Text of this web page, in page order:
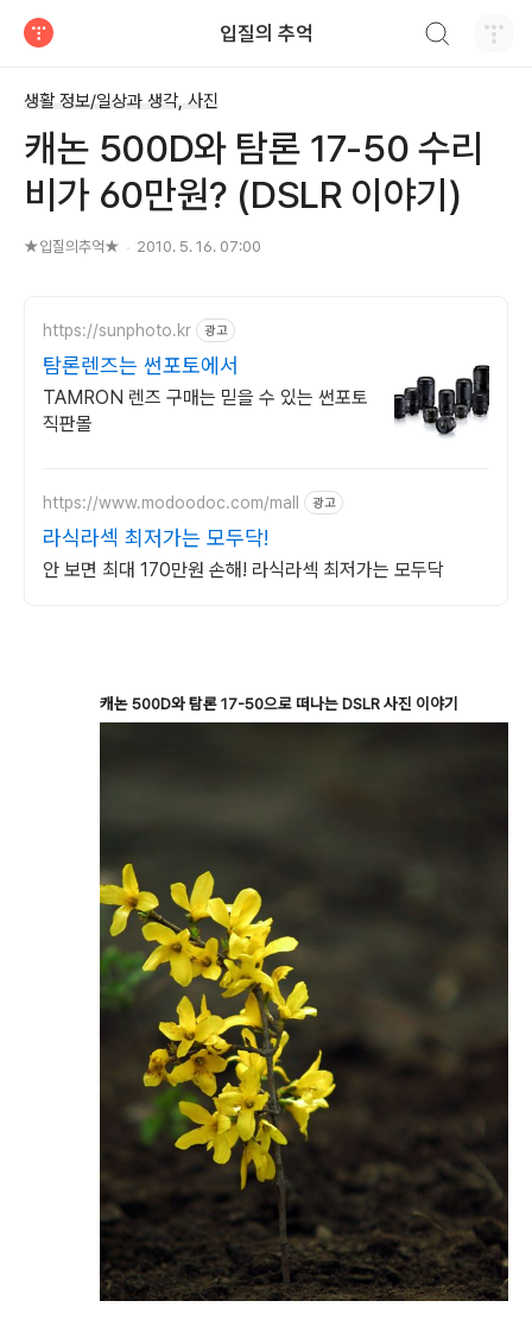
입질의 추억
생활 정보/일상과 생각, 사진
캐논 500D와 탐론 17-50 수리
비가 60만원? (DSLR 이야기)
★입질의추억★ 2010. 5. 16. 07:00
https://sunphoto.kr 광고
탐론렌즈는 썬포토에서
TAMRON 렌즈 구매는 믿을 수 있는 썬포토
직판몰
https://www.modoodoc.com/mall 광고
라식라섹 최저가는 모두닥!
안 보면 최대 170만원 손해! 라식라섹 최저가는 모두닥
캐논 500D와 탐론 17-50으로 떠나는 DSLR 사진 이야기